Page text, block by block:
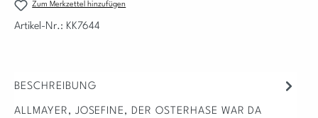
Zum Merkzettel hinzufügen
Artikel-Nr.: KK7644
BESCHREIBUNG
ALLMAYER, JOSEFINE, DER OSTERHASE WAR DA